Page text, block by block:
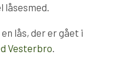
lås, der er gået i
Vesterbro